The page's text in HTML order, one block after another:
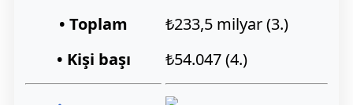
• Toplam
₺233,5 milyar (3.)
• Kişi başı
₺54.047 (4.)